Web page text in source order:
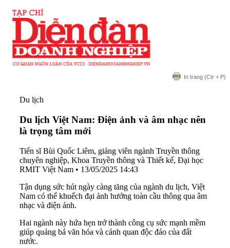
In trang (Ctr + P)
Du lịch
Du lịch Việt Nam: Điện ảnh và âm nhạc nên
là trọng tâm mới
Tiến sĩ Bùi Quốc Liêm, giảng viên ngành Truyền thông
chuyên nghiệp, Khoa Truyền thông và Thiết kế, Đại học
RMIT Việt Nam • 13/05/2025 14:43
Tận dụng sức hút ngày càng tăng của ngành du lịch, Việt
Nam có thể khuếch đại ảnh hưởng toàn cầu thông qua âm
nhạc và điện ảnh.
Hai ngành này hứa hẹn trở thành công cụ sức mạnh mềm
giúp quảng bá văn hóa và cảnh quan độc đáo của đất
nước.